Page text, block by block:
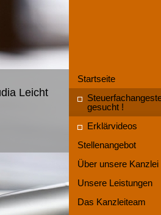
Leicht
Startseite
gesucht !
Erklärvideos
Stellenangebot
Über unsere Kanzlei
Unsere Leistungen
Das Kanzleiteam